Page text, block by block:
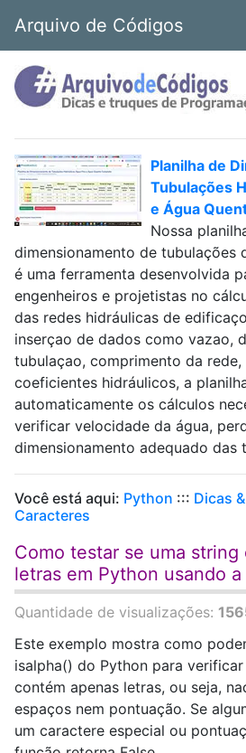
Arquivo de Códigos
Planilha de
Tubulações
e Água
Nossa
dimensionamento de tubulações
é uma ferramenta desenvolvida
engenheiros e projetistas no
das redes hidráulicas de
inserçao de dados como vazao,
tubulaçao, comprimento da
coeficientes hidráulicos, a
automaticamente os cálculos
verificar velocidade da água,
dimensionamento adequado das
Você está aqui: Python ::: Dicas
Caracteres
Como testar se uma string
letras em Python usando
Quantidade de visualizações:
Este exemplo mostra como
isalpha() do Python para
contém apenas letras, ou seja,
espaços nem pontuação. Se
um caractere especial ou